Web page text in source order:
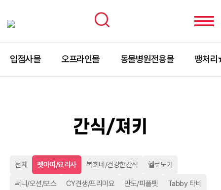
입점사몰 오프라인몰 동물병원전용몰 땡처
간식/져키
전체 펫아띠/요리사 복희네/건강한간식 헬로도기
써니/오션/보스 CY견생/프리미요 만도/피플펫 Tabby 타비